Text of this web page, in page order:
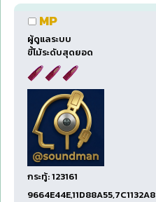
MP
ผู้ดูแลระบบ
ขี้โม้ระดับสุดยอด
กระทู้: 123161
9664E44E,11D88A55,7C1132A8